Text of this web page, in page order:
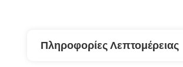
Πληροφορίες Λεπτομέρειας